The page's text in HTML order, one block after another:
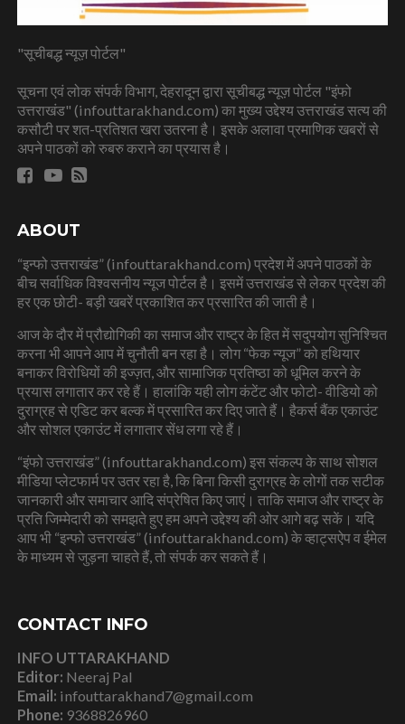
"सूचीबद्ध न्यूज़ पोर्टल"
सूचना एवं लोक संपर्क विभाग, देहरादून द्वारा सूचीबद्ध न्यूज़ पोर्टल "इंफो
उत्तराखंड" (infouttarakhand.com) का मुख्य उद्देश्य उत्तराखंड सत्य की
कसौटी पर शत-प्रतिशत खरा उतरना है। इसके अलावा प्रमाणिक खबरों से
अपने पाठकों को रुबरु कराने का प्रयास है।
ABOUT
“इन्फो उत्तराखंड” (infouttarakhand.com) प्रदेश में अपने पाठकों के
बीच सर्वाधिक विश्वसनीय न्यूज पोर्टल है। इसमें उत्तराखंड से लेकर प्रदेश की
हर एक छोटी- बड़ी खबरें प्रकाशित कर प्रसारित की जाती है।
आज के दौर में प्रौद्योगिकी का समाज और राष्ट्र के हित में सदुपयोग सुनिश्चित
करना भी आपने आप में चुनौती बन रहा है। लोग “फेक न्यूज” को हथियार
बनाकर विरोधियों की इज्ज़त, और सामाजिक प्रतिष्ठा को धूमिल करने के
प्रयास लगातार कर रहे हैं। हालांकि यही लोग कंटेंट और फोटो- वीडियो को
दुराग्रह से एडिट कर बल्क में प्रसारित कर दिए जाते हैं। हैकर्स बैंक एकाउंट
और सोशल एकाउंट में लगातार सेंध लगा रहे हैं।
“इंफो उत्तराखंड” (infouttarakhand.com) इस संकल्प के साथ सोशल
मीडिया प्लेटफार्म पर उतर रहा है, कि बिना किसी दुराग्रह के लोगों तक सटीक
जानकारी और समाचार आदि संप्रेषित किए जाएं। ताकि समाज और राष्ट्र के
प्रति जिम्मेदारी को समझते हुए हम अपने उद्देश्य की ओर आगे बढ़ सकें। यदि
आप भी “इन्फो उत्तराखंड” (infouttarakhand.com) के व्हाट्सऐप व ईमेल
के माध्यम से जुड़ना चाहते हैं, तो संपर्क कर सकते हैं।
CONTACT INFO
INFO UTTARAKHAND
Editor: Neeraj Pal
Email: infouttarakhand7@gmail.com
Phone: 9368826960